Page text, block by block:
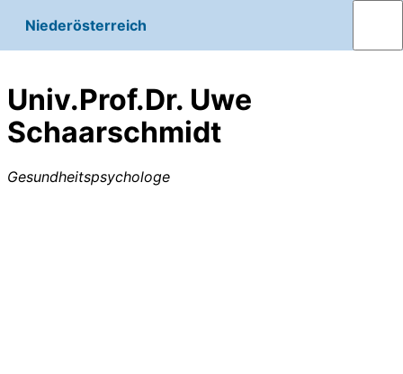
Niederösterreich
Univ.Prof.Dr. Uwe
Schaarschmidt
Gesundheitspsychologe